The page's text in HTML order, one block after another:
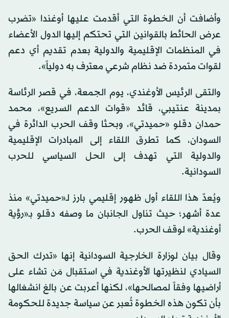
وأضافت أن الخطوة التي أقدمت عليها أوغندا «تضرب
عرض الحائط بالقوانين التي تحتكم إليها الدول الأعضاء
في المنظمات الإقليمية والدولية بعدم تقديم أي دعم
لقوات متمردة ضد نظام شرعي معترف به دولياً».
والتقى الرئيس الأوغندي، يوم الجمعة، في قصر الرئاسة
بمدينة عنتيبي، قائد «قوات الدعم السريع»، محمد
حمدان دقلو «حميدتي»، وبحثا وقف الحرب الدائرة في
السودان، كما تطرق اللقاء إلى المبادرات الإقليمية
والدولية التي تهدف إلى الحل السياسي للحرب
السودانية.
ويُعدّ هذا اللقاء أول ظهور إقليمي بارز لـ«حميدتي» منذ
عدة أشهر؛ حيث تناول الجانبان ما وصفه دقلو بـ«رؤية
أوغندية» لوقف الحرب.
وقال بيان لوزارة الخارجية السودانية إنها «تدرك الحق
السيادي لنظيرتها الأوغندية في استقبال مَن تشاء على
أراضيها وفقاً لمصالحها»، لكنها أعربت عن بالغ انشغالها
بأن تكون هذه الخطوة تُعبر عن سياسة جديدة للحكومة